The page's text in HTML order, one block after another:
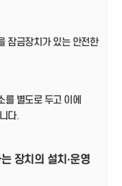
잠금장치가 있는 안전한
를 별도로 두고 이에
다.
장치의 설치·운영